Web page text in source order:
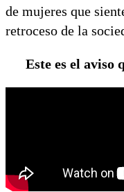
de mujeres que
retroceso de la
Este es el aviso